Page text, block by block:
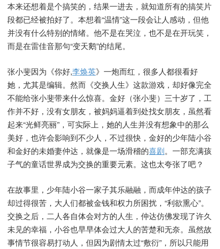
本来还想着是个搞笑的，结果一进去，就知道所有的搞笑片
段都已经被拍好了。本想着“温情”这一段会让人感动，但他
并没有什么特别的情绪。他不是在哭泣，也不是在开玩笑，
而是在雷佳音那句“变天鹅”的结尾。
张小斐因为《你好,李焕英》一炮而红，很多人都很看好
她，尤其是编辑。然而《交换人生》这款游戏，却好像完全
不能给张小斐带来什么惊喜。金好（张小斐）三十岁了，工
作并不好，没有女朋友，被妈妈逼着到处找女朋友，虽然看
起来“光鲜亮丽”，可实际上，她的人生并没有想象中的那么
美好，也许会影响到不少人，不过很快，金好的少年陆小谷
和金好的未婚妻仲达，就像是一场滑稽的喜剧。一部充满孩
子气的童话世界成为交换的重要元素。这也太夸张了吧？
在故事里，少年陆小谷一家子其乐融融，而成年仲达的孩子
却过得很苦，大人们都被金钱和权力所困扰，“利欲熏心”。
交换之后，二人各自体会对方的人生，仲达仿佛发现了许久
未见的幸福，小谷也早早体会过大人的苦楚和无奈。虽然故
事情节很容易打动人，但因为剧情太过“敷衍”，所以只能用